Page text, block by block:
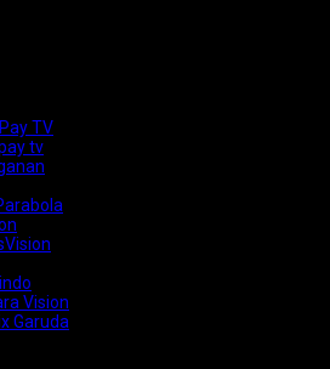
TV
tv
Vision
Garuda